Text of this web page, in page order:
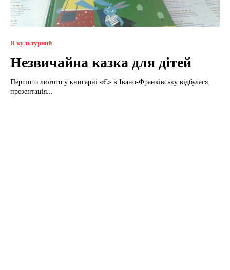
Я культурний
Незвичайна казка для дітей
Першого лютого у книгарні «Є» в Івано-Франківську відбулася
презентація...